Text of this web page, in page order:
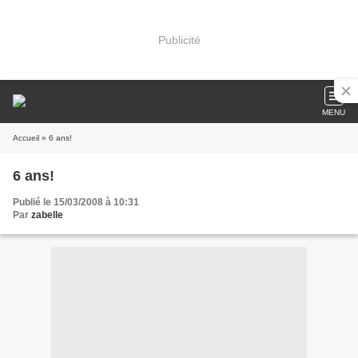
Publicité
MENU
Accueil » 6 ans!
6 ans!
Publié le 15/03/2008 à 10:31
Par zabelle